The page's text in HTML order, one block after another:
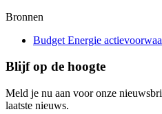
Bronnen
Budget Energie
Blijf op de hoogte
Meld je nu aan voor onze
laatste nieuws.